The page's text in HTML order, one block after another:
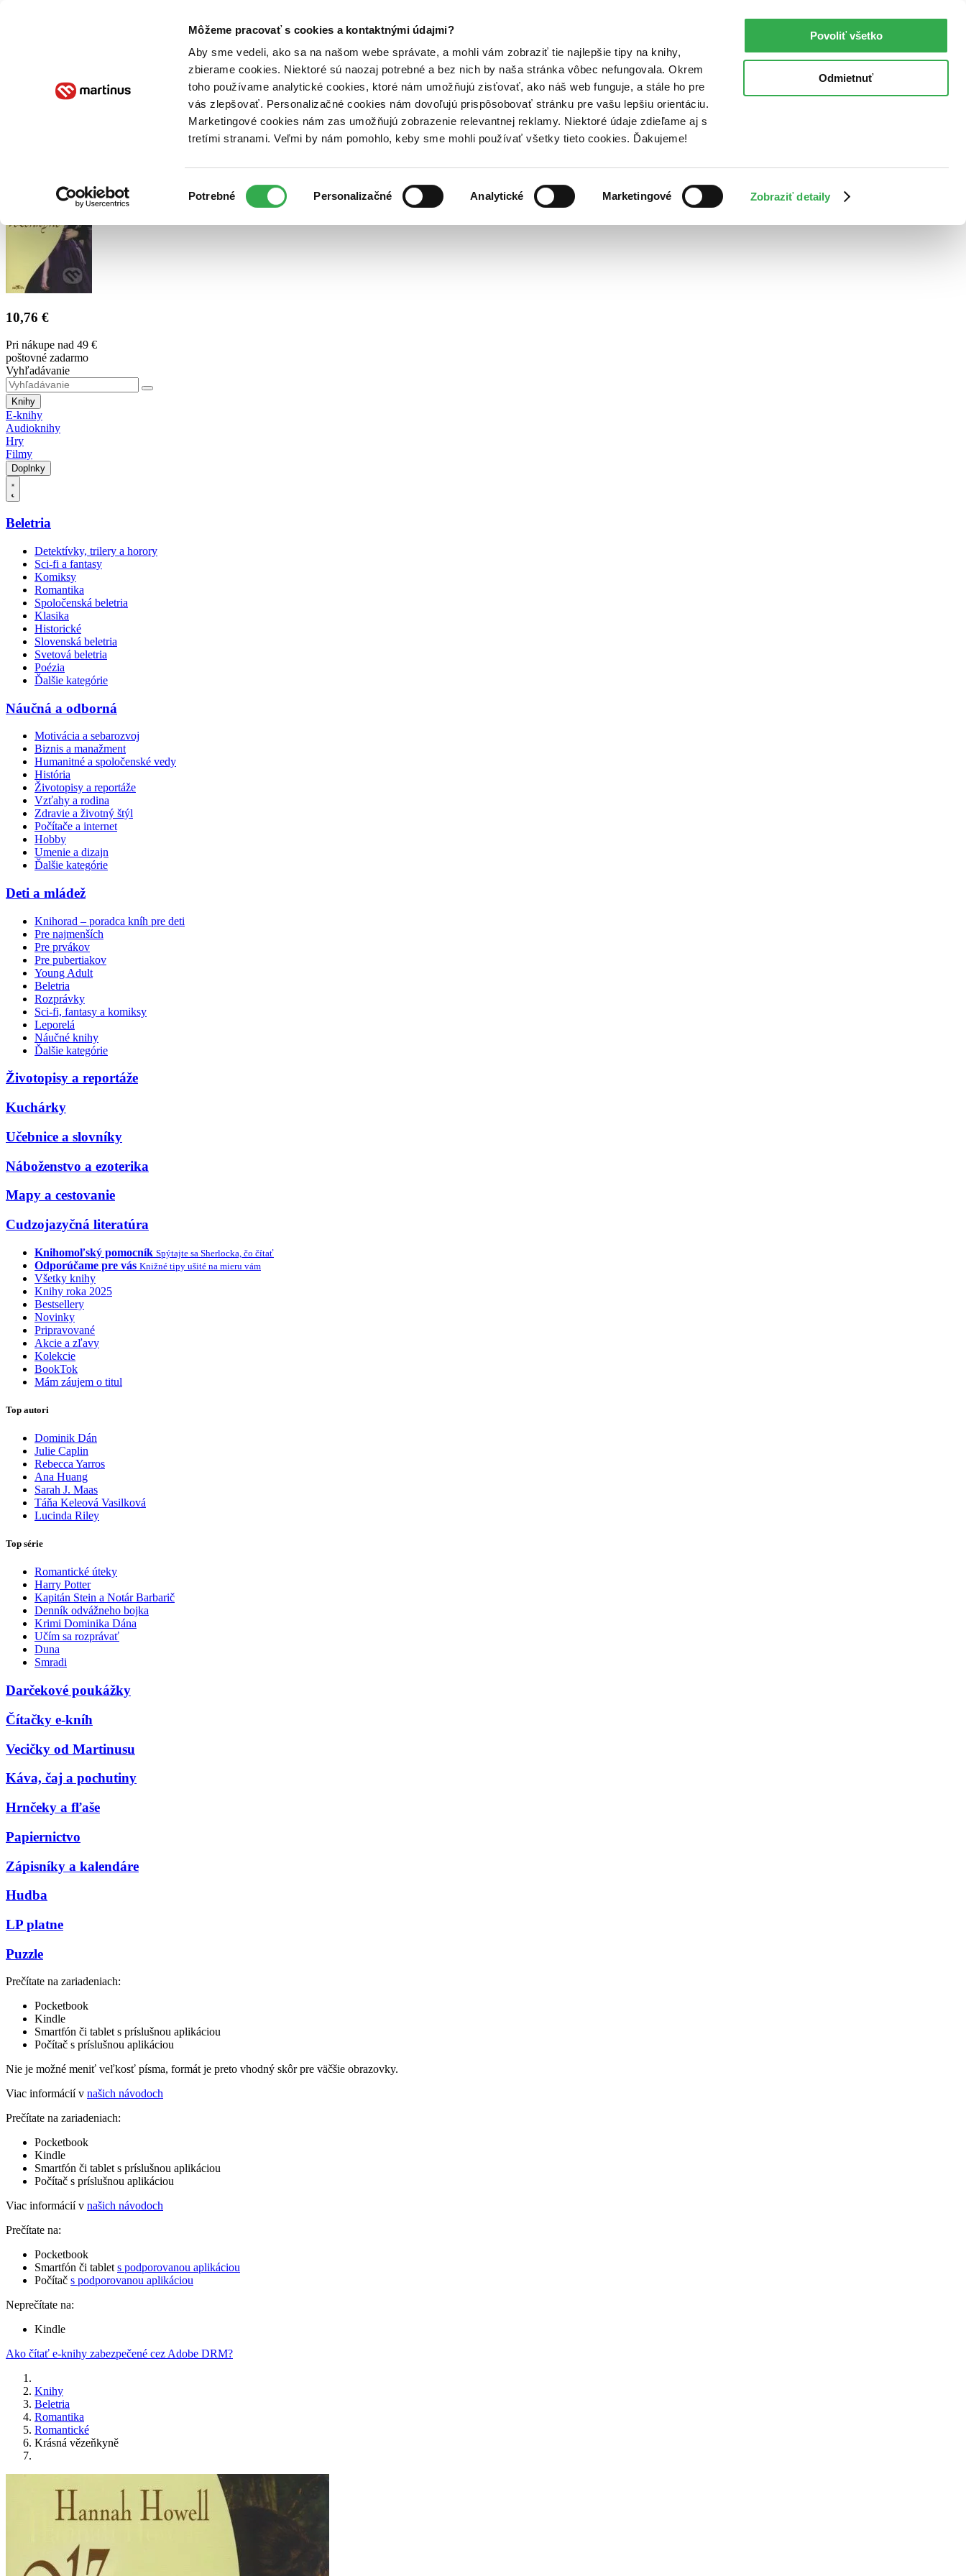
Môžeme pracovať s cookies a kontaktnými údajmi?
Aby sme vedeli, ako sa na našom webe správate, a mohli vám zobraziť tie najlepšie tipy na knihy,
zbierame cookies. Niektoré sú naozaj potrebné a bez nich by naša stránka vôbec nefungovala. Okrem
toho používame analytické cookies, ktoré nám umožňujú zisťovať, ako náš web funguje, a stále ho pre
vás zlepšovať. Personalizačné cookies nám dovoľujú prispôsobovať stránku pre vašu lepšiu orientáciu.
Marketingové cookies nám zas umožňujú zobrazenie relevantnej reklamy. Niektoré údaje zdieľame aj s
tretími stranami. Veľmi by nám pomohlo, keby sme mohli používať všetky tieto cookies. Ďakujeme!
súhlasu
Potrebné Personalizačné Analytické Marketingové Zobraziť detaily
Povoliť všetko
Odmietnuť
Poukážky Kontakt
10,76 €
Pri nákupe nad 49 €
poštovné zadarmo
Vyhľadávanie
Knihy
E-knihy
Audioknihy
Hry
Filmy
Doplnky
Beletria
Detektívky, trilery a horory
Sci-fi a fantasy
Komiksy
Romantika
Spoločenská beletria
Klasika
Historické
Slovenská beletria
Svetová beletria
Poézia
Ďalšie kategórie
Náučná a odborná
Motivácia a sebarozvoj
Biznis a manažment
Humanitné a spoločenské vedy
História
Životopisy a reportáže
Vzťahy a rodina
Zdravie a životný štýl
Počítače a internet
Hobby
Umenie a dizajn
Ďalšie kategórie
Deti a mládež
Knihorad – poradca kníh pre deti
Pre najmenších
Pre prvákov
Pre pubertiakov
Young Adult
Beletria
Rozprávky
Sci-fi, fantasy a komiksy
Leporelá
Náučné knihy
Ďalšie kategórie
Životopisy a reportáže
Kuchárky
Učebnice a slovníky
Náboženstvo a ezoterika
Mapy a cestovanie
Cudzojazyčná literatúra
Knihomoľský pomocník Spýtajte sa Sherlocka, čo čítať
Odporúčame pre vás Knižné tipy ušité na mieru vám
Všetky knihy
Knihy roka 2025
Bestsellery
Novinky
Pripravované
Akcie a zľavy
Kolekcie
BookTok
Mám záujem o titul
Top autori
Dominik Dán
Julie Caplin
Rebecca Yarros
Ana Huang
Sarah J. Maas
Táňa Keleová Vasilková
Lucinda Riley
Top série
Romantické úteky
Harry Potter
Kapitán Stein a Notár Barbarič
Denník odvážneho bojka
Krimi Dominika Dána
Učím sa rozprávať
Duna
Smradi
Darčekové poukážky
Čítačky e-kníh
Vecičky od Martinusu
Káva, čaj a pochutiny
Hrnčeky a fľaše
Papiernictvo
Zápisníky a kalendáre
Hudba
LP platne
Puzzle
Prečítate na zariadeniach:
Pocketbook
Kindle
Smartfón či tablet s príslušnou aplikáciou
Počítač s príslušnou aplikáciou
Nie je možné meniť veľkosť písma, formát je preto vhodný skôr pre väčšie obrazovky.
Viac informácií v našich návodoch
Prečítate na zariadeniach:
Pocketbook
Kindle
Smartfón či tablet s príslušnou aplikáciou
Počítač s príslušnou aplikáciou
Viac informácií v našich návodoch
Prečítate na:
Pocketbook
Smartfón či tablet s podporovanou aplikáciou
Počítač s podporovanou aplikáciou
Neprečítate na:
Kindle
Ako čítať e-knihy zabezpečené cez Adobe DRM?
Knihy
Beletria
Romantika
Romantické
Krásná vězeňkyně